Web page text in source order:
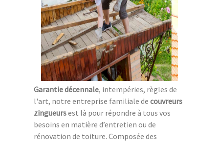
Garantie décennale, intempéries, règles de
l'art, notre entreprise familiale de couvreurs
zingueursest là pour répondre à tous vos
besoins en matière d’entretien ou de
rénovation de toiture. Composée des